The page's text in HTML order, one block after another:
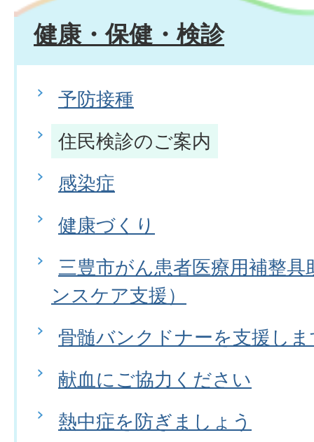
健康・保健・検診
予防接種
住民検診のご案内
感染症
健康づくり
三豊市がん患者医療用補整
ンスケア支援）
骨髄バンクドナーを支援し
献血にご協力ください
熱中症を防ぎましょう